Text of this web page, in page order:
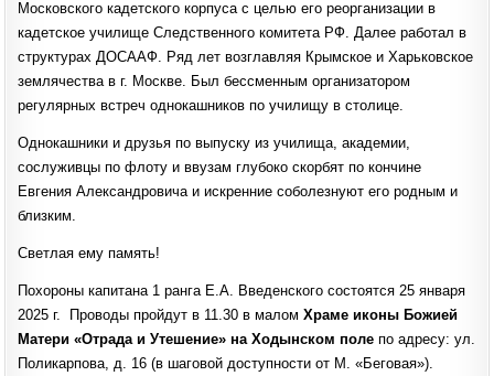
Московского кадетского корпуса с целью его реорганизации в
кадетское училище Следственного комитета РФ. Далее работал в
структурах ДОСААФ. Ряд лет возглавляя Крымское и Харьковское
землячества в г. Москве. Был бессменным организатором
регулярных встреч однокашников по училищу в столице.
Однокашники и друзья по выпуску из училища, академии,
сослуживцы по флоту и ввузам глубоко скорбят по кончине
Евгения Александровича и искренние соболезнуют его родным и
близким.
Светлая ему память!
Похороны капитана 1 ранга Е.А. Введенского состоятся 25 января
2025 г. Проводы пройдут в 11.30 в маломХраме иконы Божией
Матери «Отрада и Утешение» на Ходынском поле по адресу: ул.
Поликарпова, д. 16 (в шаговой доступности от М. «Беговая»).